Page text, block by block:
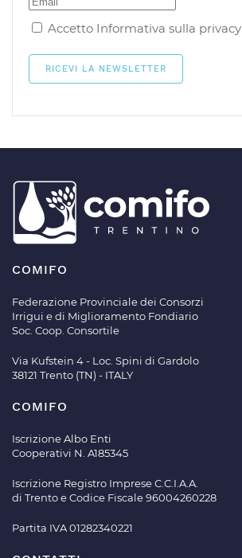
Accetto Informativa sulla privacy
COMIFO
Federazione Provinciale dei Consorzi
Irrigui e di Miglioramento Fondiario
Soc. Coop. Consortile
Via Kufstein 4 - Loc. Spini di Gardolo
38121 Trento (TN) - ITALY
COMIFO
Iscrizione Albo Enti
Cooperativi N. A185345
Iscrizione Registro Imprese C.C.I.A.A.
di Trento e Codice Fiscale 96004260228
Partita IVA 01282340221